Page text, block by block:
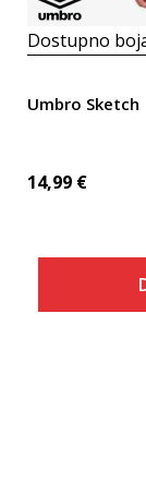
Dostupno
Umbro Sketch
14,99 €